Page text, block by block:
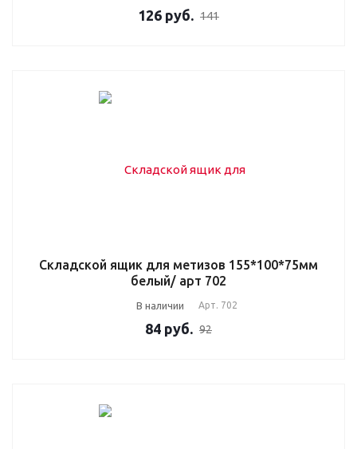
126 руб. 141
Складской ящик для метизов 155*100*75мм
белый/ арт 702
В наличии Арт. 702
84 руб. 92